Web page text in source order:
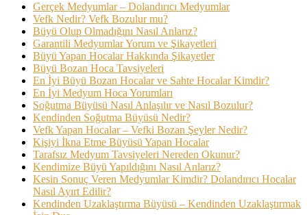
Gerçek Medyumlar – Dolandırıcı Medyumlar
Vefk Nedir? Vefk Bozulur mu?
Büyü Olup Olmadığını Nasıl Anlarız?
Garantili Medyumlar Yorum ve Şikayetleri
Büyü Yapan Hocalar Hakkında Şikayetler
Büyü Bozan Hoca Tavsiyeleri
En İyi Büyü Bozan Hocalar ve Sahte Hocalar Kimdir?
En İyi Medyum Hoca Yorumları
Soğutma Büyüsü Nasıl Anlaşılır ve Nasıl Bozulur?
Kendinden Soğutma Büyüsü Nedir?
Vefk Yapan Hocalar – Vefki Bozan Şeyler Nedir?
Kişiyi İkna Etme Büyüsü Yapan Hocalar
Tarafsız Medyum Tavsiyeleri Nereden Okunur?
Kendimize Büyü Yapıldığını Nasıl Anlarız?
Kesin Sonuç Veren Medyumlar Kimdir? Dolandırıcı Hocalar
Nasıl Ayırt Edilir?
Kendinden Uzaklaştırma Büyüsü – Kendinden Uzaklaştırmak